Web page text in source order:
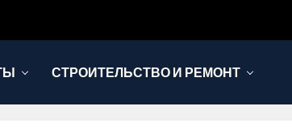
СТРОИТЕЛЬСТВО И РЕМОНТ